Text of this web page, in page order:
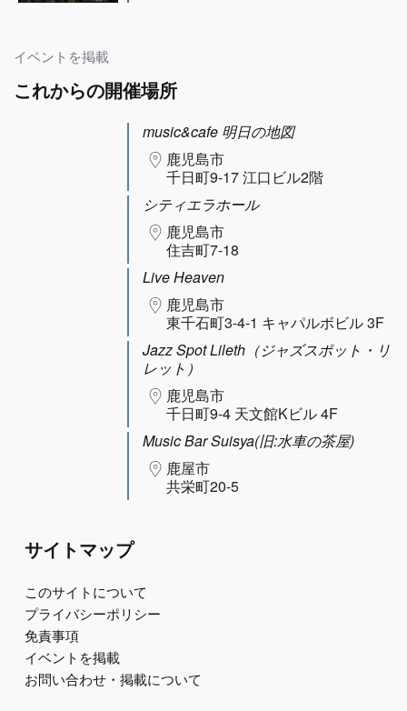
イベントを掲載
これからの開催場所
music&cafe 明日の地図
鹿児島市
千日町9-17 江口ビル2階
シティエラホール
鹿児島市
住吉町7-18
Live Heaven
鹿児島市
東千石町3-4-1 キャパルボビル 3F
Jazz Spot Lileth（ジャズスポット・リ
レット）
鹿児島市
千日町9-4 天文館Kビル 4F
Music Bar Suisya(旧:水車の茶屋)
鹿屋市
共栄町20-5
サイトマップ
このサイトについて
プライバシーポリシー
免責事項
イベントを掲載
お問い合わせ・掲載について